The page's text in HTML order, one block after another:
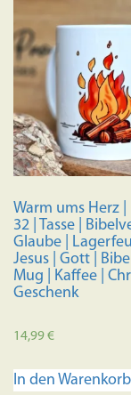
Warm ums Herz |
32 | Tasse |
Glaube |
Jesus | Gott |
Mug | Kaffee |
Geschenk
14,99€
In den Warenkorb